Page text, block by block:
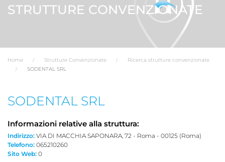
STRUTTURE CONVENZIONATE
Home Strutture Convenzionate
Ricerca strutture convenzionate
SODENTAL SRL
SODENTAL SRL
Informazioni relative alla struttura:
Indirizzo: VIA DI MACCHIA SAPONARA, 72 - Roma - 00125 (Roma)
Telefono: 065210260
Sito Web: 0